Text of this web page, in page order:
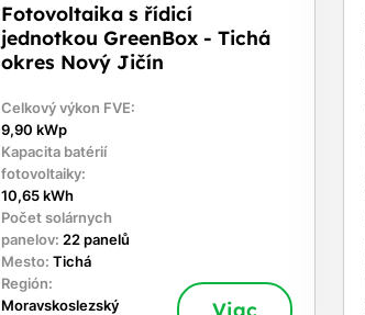
Fotovoltaika s řídicí
jednotkou GreenBox - Tichá
okres Nový Jičín
Celkový výkon FVE:
9,90 kWp
Kapacita batérií
fotovoltaiky:
10,65 kWh
Počet solárnych
panelov: 22 panelů
Mesto: Tichá
Región:
Moravskoslezský